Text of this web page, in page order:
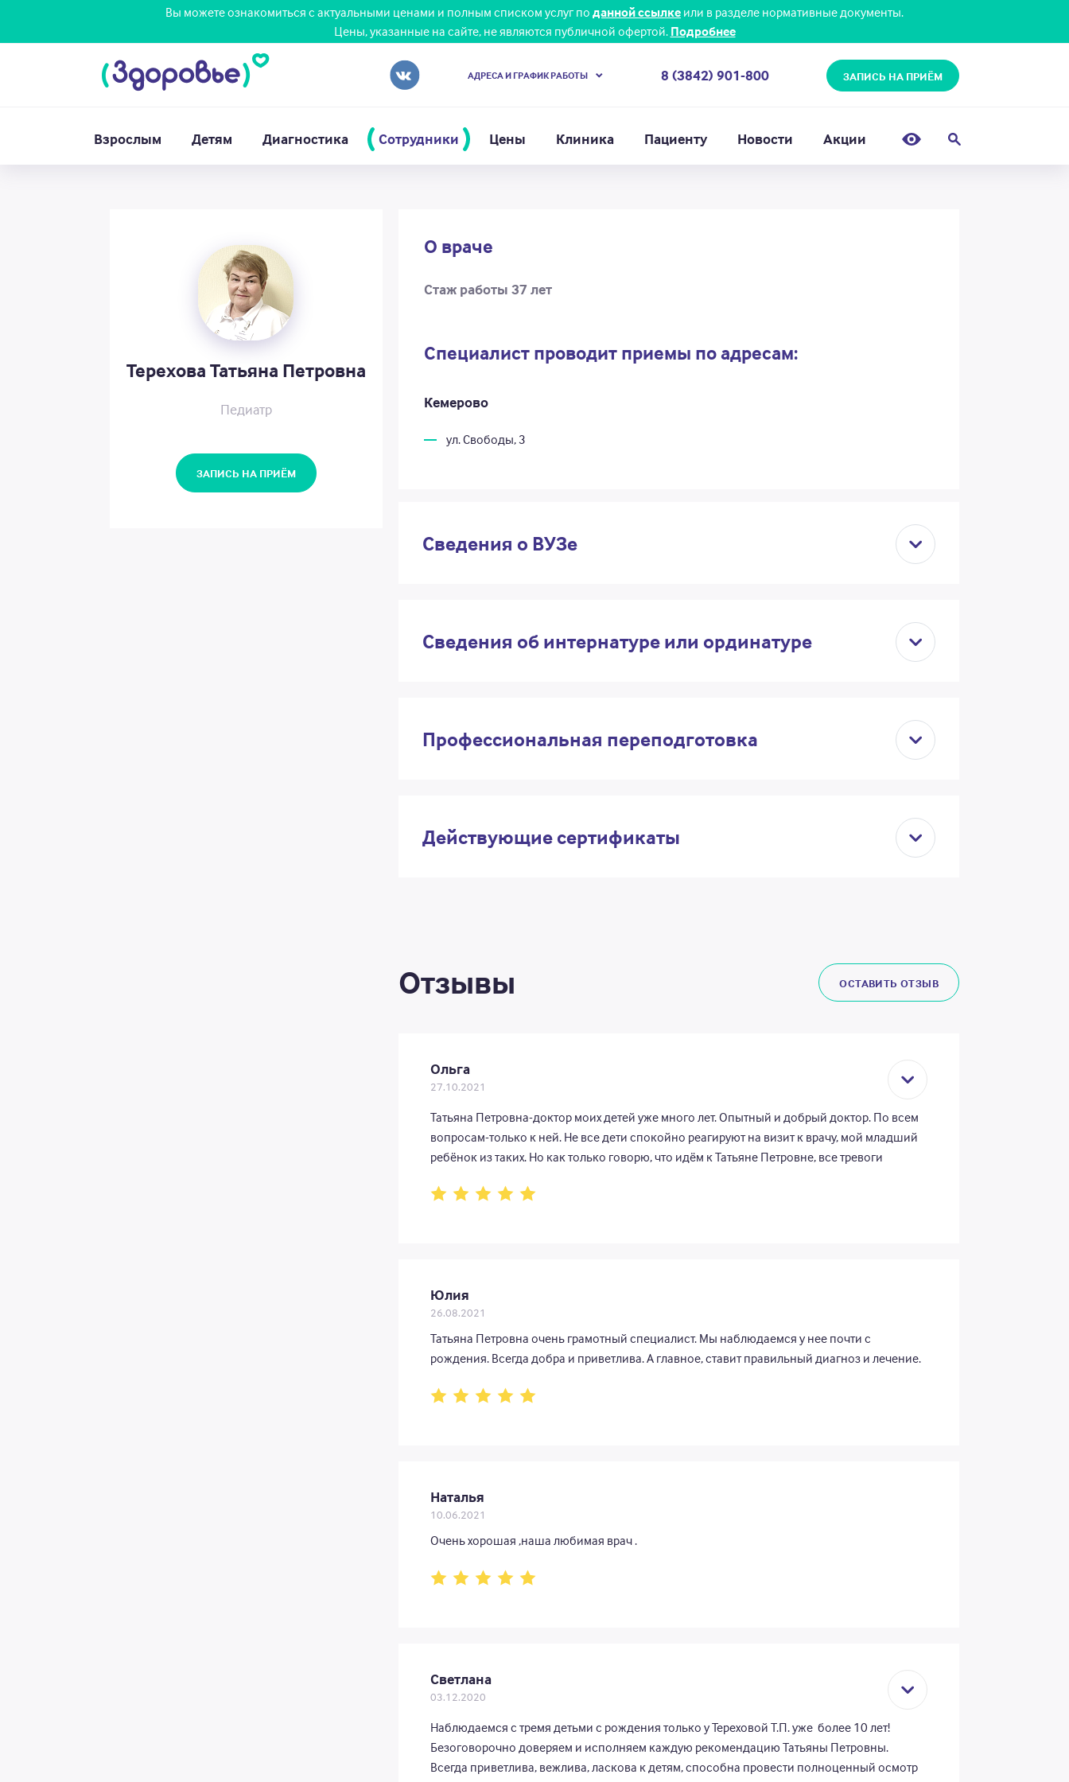
Вы можете ознакомиться с актуальными ценами и полным списком услуг по данной ссылке или в разделе нормативные документы.
Цены, указанные на сайте, не являются публичной офертой. Подробнее
АДРЕСА И ГРАФИК РАБОТЫ 8 (3842) 901-800 ЗАПИСЬ НА ПРИЁМ
Взрослым Детям Диагностика Сотрудники Цены Клиника Пациенту Новости Акции
Терехова Татьяна Петровна
Педиатр
ЗАПИСЬ НА ПРИЁМ
О враче
Стаж работы 37 лет
Специалист проводит приемы по адресам:
Кемерово
ул. Свободы, 3
Сведения о ВУЗе
Сведения об интернатуре или ординатуре
Профессиональная переподготовка
Действующие сертификаты
Отзывы ОСТАВИТЬ ОТЗЫВ
Ольга
27.10.2021
Татьяна Петровна-доктор моих детей уже много лет. Опытный и добрый доктор. По всем
вопросам-только к ней. Не все дети спокойно реагируют на визит к врачу, мой младший
ребёнок из таких. Но как только говорю, что идём к Татьяне Петровне, все тревоги
Отличный доктор и человек! Спасибо Вам за труд.
Юлия
26.08.2021
Татьяна Петровна очень грамотный специалист. Мы наблюдаемся у нее почти с
рождения. Всегда добра и приветлива. А главное, ставит правильный диагноз и лечение.
Наталья
10.06.2021
Очень хорошая ,наша любимая врач .
Светлана
03.12.2020
Наблюдаемся с тремя детьми с рождения только у Тереховой Т.П. уже более 10 лет!
Безоговорочно доверяем и исполняем каждую рекомендацию Татьяны Петровны.
Всегда приветлива, вежлива, ласкова к детям, способна провести полноценный осмотр